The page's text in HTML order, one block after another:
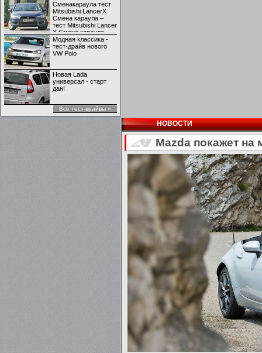
Сменакараула тест
Mitsubishi LancerX
Смена караула –
тест Mitsubishi Lancer
X Смена караула –
тест Mitsubishi Lancer
X
Модная классика -
тест-драйв нового
VW Polo
Новая Lada
универсал - старт
дан!
Все тест-врайвы »
НОВОСТИ
Mazda покажет